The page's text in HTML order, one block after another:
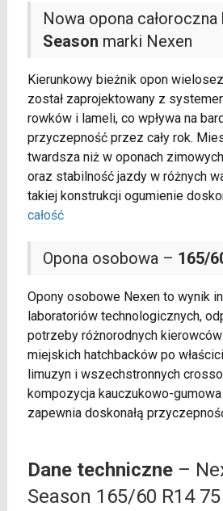
Nowa opona całoroczna
Season marki Nexen
Kierunkowy bieżnik opon
został zaprojektowany z
rowków i lameli, co wpływa na
przyczepność przez cały rok.
twardsza niż w oponach
oraz stabilność jazdy w różnych
takiej konstrukcji ogumienie
całość
Opona osobowa – 165/
Opony osobowe Nexen to wynik
laboratoriów technologicznych,
potrzeby różnorodnych
miejskich hatchbacków po
limuzyn i wszechstronnych
kompozycja kauczukowo-
zapewnia doskonałą
Dane techniczne–
Season 165/60 R14